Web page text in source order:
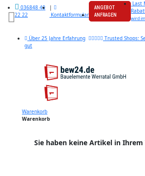
036848 40
22 22
|
Kontaktformular
ANGEBOT
ANFRAGEN
Last
wird
Über 25 Jahre Erfahrung
Trusted Shops:
gut
Warenkorb
Warenkorb
Sie haben keine Artikel in